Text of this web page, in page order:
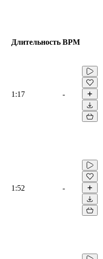
Длительность BPM
1:17 -
1:52 -